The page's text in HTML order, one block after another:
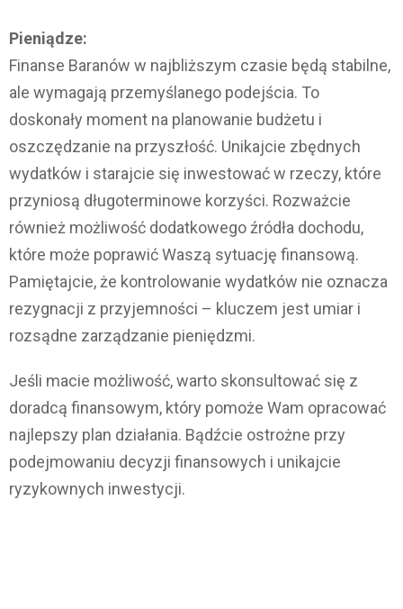
Pieniądze:
Finanse Baranów w najbliższym czasie będą stabilne,
ale wymagają przemyślanego podejścia. To
doskonały moment na planowanie budżetu i
oszczędzanie na przyszłość. Unikajcie zbędnych
wydatków i starajcie się inwestować w rzeczy, które
przyniosą długoterminowe korzyści. Rozważcie
również możliwość dodatkowego źródła dochodu,
które może poprawić Waszą sytuację finansową.
Pamiętajcie, że kontrolowanie wydatków nie oznacza
rezygnacji z przyjemności – kluczem jest umiar i
rozsądne zarządzanie pieniędzmi.
Jeśli macie możliwość, warto skonsultować się z
doradcą finansowym, który pomoże Wam opracować
najlepszy plan działania. Bądźcie ostrożne przy
podejmowaniu decyzji finansowych i unikajcie
ryzykownych inwestycji.